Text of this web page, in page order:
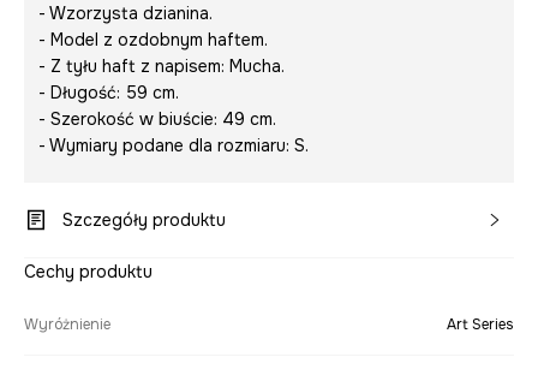
- Wzorzysta dzianina.
- Model z ozdobnym haftem.
- Z tyłu haft z napisem: Mucha.
- Długość: 59 cm.
- Szerokość w biuście: 49 cm.
- Wymiary podane dla rozmiaru: S.
Szczegóły produktu
Cechy produktu
Wyróżnienie Art Series